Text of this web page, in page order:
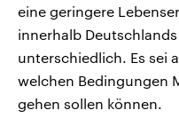
eine geringere
innerhalb
unterschiedlich. Es sei
welchen Bedingungen
gehen sollen können.